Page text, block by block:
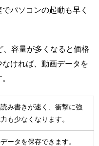
でパソコンの起動も早く
容量が多くなると価格
ければ、動画データを
み書きが速く、衝撃に強
も少なくなります。
ータを保存できます。